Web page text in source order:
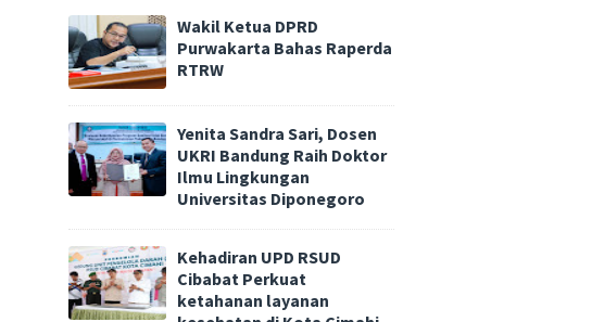
Wakil Ketua DPRD
Purwakarta Bahas Raperda
RTRW
Yenita Sandra Sari, Dosen
UKRI Bandung Raih Doktor
Ilmu Lingkungan
Universitas Diponegoro
Kehadiran UPD RSUD
Cibabat Perkuat
ketahanan layanan